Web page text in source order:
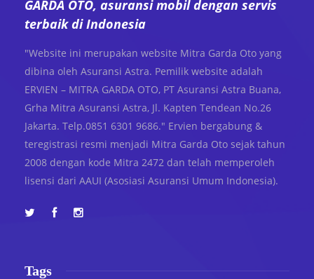
GARDA OTO, asuransi mobil dengan servis
terbaik di Indonesia
"Website ini merupakan website Mitra Garda Oto yang
dibina oleh Asuransi Astra. Pemilik website adalah
ERVIEN – MITRA GARDA OTO, PT Asuransi Astra Buana,
Grha Mitra Asuransi Astra, Jl. Kapten Tendean No.26
Jakarta. Telp.0851 6301 9686." Ervien bergabung &
teregistrasi resmi menjadi Mitra Garda Oto sejak tahun
2008 dengan kode Mitra 2472 dan telah memperoleh
lisensi dari AAUI (Asosiasi Asuransi Umum Indonesia).
Tags